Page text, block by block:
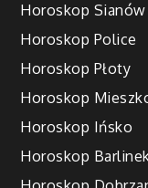
Horoskop Sianów
Horoskop Police
Horoskop Płoty
Horoskop
Horoskop Ińsko
Horoskop